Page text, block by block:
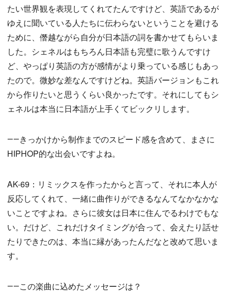
たい世界観を表現してくれてたんですけど、英語であるが
ゆえに聞いている人たちに伝わらないということを避ける
ために、僭越ながら自分が日本語の詞を書かせてもらいま
した。シェネルはもちろん日本語も完璧に歌うんですけ
ど、やっぱり英語の方が感情がより乗っている感じもあっ
たので。微妙な差なんですけどね。英語バージョンもこれ
から作りたいと思うくらい良かったです。それにしてもシ
ェネルは本当に日本語が上手くてビックリします。
――きっかけから制作までのスピード感を含めて、まさに
HIPHOP的な出会いですよね。
AK-69：リミックスを作ったからと言って、それに本人が
反応してくれて、一緒に曲作りができるなんてなかなかな
いことですよね。さらに彼女は日本に住んでるわけでもな
い。だけど、これだけタイミングが合って、会えたり話せ
たりできたのは、本当に縁があったんだなと改めて思いま
す。
――この楽曲に込めたメッセージは？